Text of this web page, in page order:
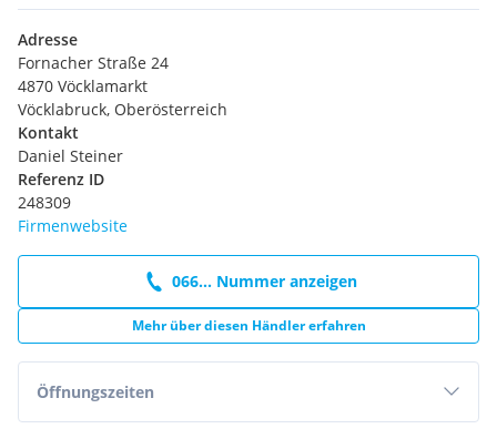
Adresse
Fornacher Straße 24
4870 Vöcklamarkt
Vöcklabruck, Oberösterreich
Kontakt
Daniel Steiner
Referenz ID
248309
Firmenwebsite
066... Nummer anzeigen
Mehr über diesen Händler erfahren
Öffnungszeiten